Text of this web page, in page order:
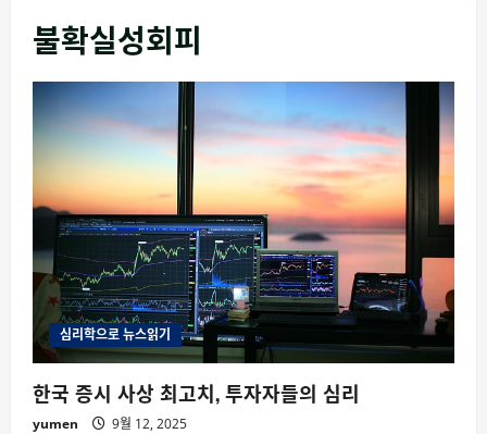
불확실성회피
심리학으로 뉴스읽기
한국 증시 사상 최고치, 투자자들의 심리
yumen 9월 12, 2025